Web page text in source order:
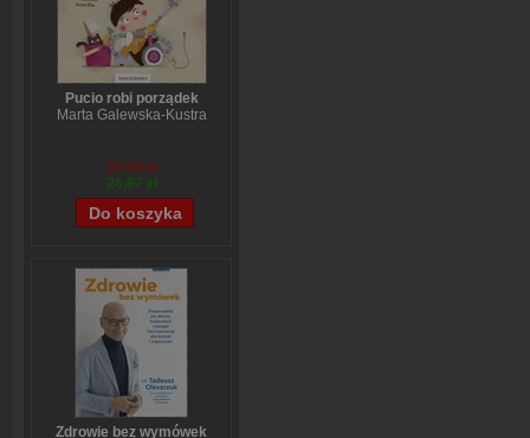
Pucio robi porządek
Marta Galewska-Kustra
33,09 zł
26,67 zł
Zdrowie bez wymówek